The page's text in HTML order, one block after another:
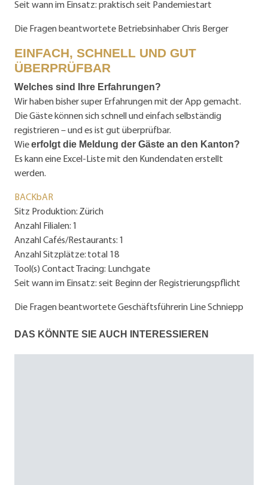
Seit wann im Einsatz: praktisch seit Pandemiestart
Die Fragen beantwortete Betriebs­inhaber Chris Berger
EINFACH, SCHNELL UND GUT
ÜBERPRÜFBAR
Welches sind Ihre Erfahrungen?
Wir haben bisher super Erfahrungen mit der App gemacht.
Die Gäste können sich schnell und einfach selbständig
registrieren – und es ist gut überprüfbar.
Wieerfolgt die Meldung der Gäste an den Kanton?
Es kann eine Excel-Liste mit den Kundendaten erstellt
werden.
BACKbAR
Sitz Produktion: Zürich
Anzahl Filialen: 1
Anzahl Cafés/Restaurants: 1
Anzahl Sitzplätze: total 18
Tool(s) Contact Tracing: Lunchgate
Seit wann im Einsatz: seit Beginn der Registrierungspflicht
Die Fragen beantwortete Geschäftsführerin Line Schniepp
DAS KÖNNTE SIE AUCH INTERESSIEREN